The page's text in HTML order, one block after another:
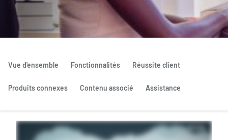
Vue d'ensemble Fonctionnalités Réussite client
Produits connexes Contenu associé Assistance